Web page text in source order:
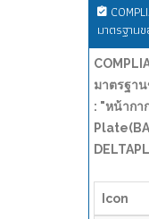
มาตรฐา
มาตรฐา
: "หน้ากา
Icon